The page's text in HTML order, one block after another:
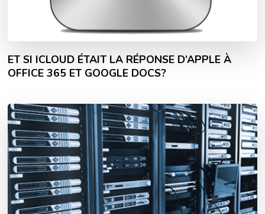
ET SI ICLOUD ÉTAIT LA RÉPONSE D’APPLE À
OFFICE 365 ET GOOGLE DOCS?